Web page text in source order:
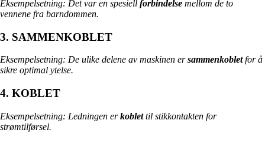
Eksempelsetning: Det var en spesiell forbindelse mellom de to
vennene fra barndommen.
3. SAMMENKOBLET
Eksempelsetning: De ulike delene av maskinen ersammenkobletfor å
sikre optimal ytelse.
4. KOBLET
Eksempelsetning: Ledningen erkoblettil stikkontakten for
strømtilførsel.